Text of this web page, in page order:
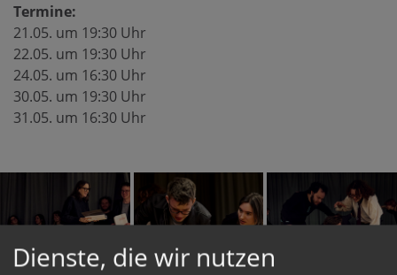
Termine:
21.05. um 19:30 Uhr
22.05. um 19:30 Uhr
24.05. um 16:30 Uhr
30.05. um 19:30 Uhr
31.05. um 16:30 Uhr
Dienste, die wir nutzen